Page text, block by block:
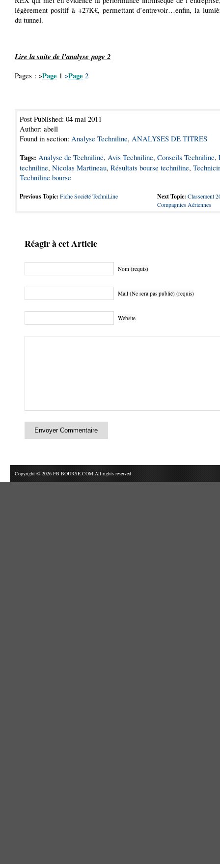
légèrement positif à +27K€, permettant d’entrevoir…enfin, la
du tunnel.
Lire la suite de l’analyse page 2
Pages : >Page 1 >Page 2
Post Published: 04 mai 2011
Author: abell
Found in section: Analyse Techniline, ANALYSES DE TITRES
Tags: Analyse de Techniline, Avis Techniline, Conseils Techniline,
techniline, Nicolas Martineau, Résultats bourse techniline,
Techniline bourse
Previous Topic: Fiche Société TechniLine Next Topic: Classement
Compagnies Aériennes
Réagir à cet Article
Nom (requis)
Mail (Ne sera pas publié) (requis)
Website
Copyright © 2026 FB BOURSE.COM All rights reserved